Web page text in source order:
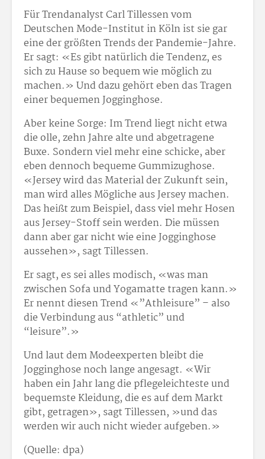
Für Trendanalyst Carl Tillessen vom
Deutschen Mode-Institut in Köln ist sie gar
eine der größten Trends der Pandemie-Jahre.
Er sagt: «Es gibt natürlich die Tendenz, es
sich zu Hause so bequem wie möglich zu
machen.» Und dazu gehört eben das Tragen
einer bequemen Jogginghose.
Aber keine Sorge: Im Trend liegt nicht etwa
die olle, zehn Jahre alte und abgetragene
Buxe. Sondern viel mehr eine schicke, aber
eben dennoch bequeme Gummizughose.
«Jersey wird das Material der Zukunft sein,
man wird alles Mögliche aus Jersey machen.
Das heißt zum Beispiel, dass viel mehr Hosen
aus Jersey-Stoff sein werden. Die müssen
dann aber gar nicht wie eine Jogginghose
aussehen», sagt Tillessen.
Er sagt, es sei alles modisch, «was man
zwischen Sofa und Yogamatte tragen kann.»
Er nennt diesen Trend «”Athleisure” – also
die Verbindung aus “athletic” und
“leisure”.»
Und laut dem Modeexperten bleibt die
Jogginghose noch lange angesagt. «Wir
haben ein Jahr lang die pflegeleichteste und
bequemste Kleidung, die es auf dem Markt
gibt, getragen», sagt Tillessen, »und das
werden wir auch nicht wieder aufgeben.»
(Quelle: dpa)